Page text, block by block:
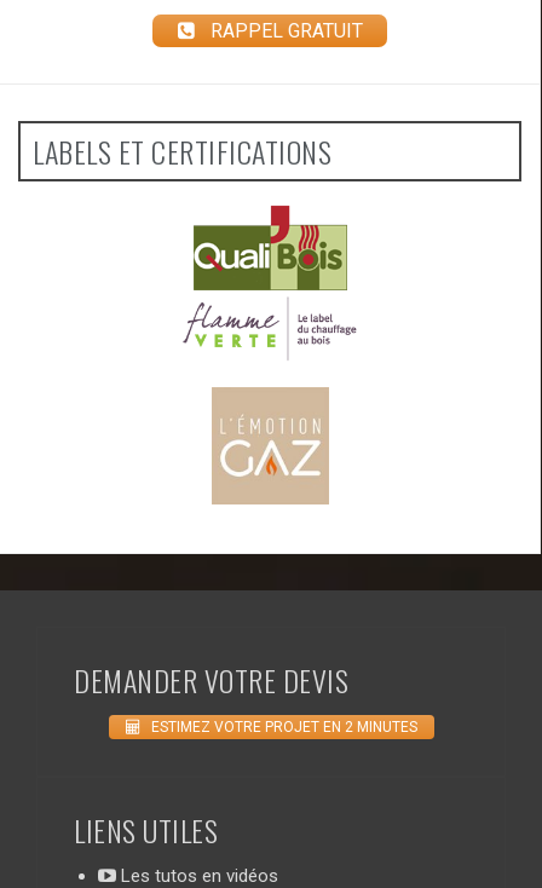
RAPPEL GRATUIT
LABELS ET CERTIFICATIONS
DEMANDER VOTRE DEVIS
ESTIMEZ VOTRE PROJET EN 2 MINUTES
LIENS UTILES
Les tutos en vidéos